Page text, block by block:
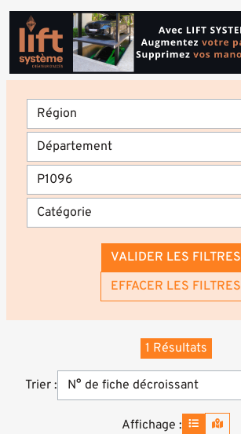
VALIDER LES FILTRES
EFFACER LES FILTRES
Trier :
1 Résultats
Affichage :